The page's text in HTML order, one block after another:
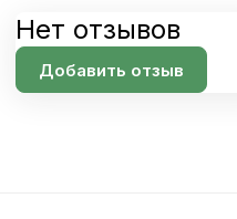
Нет отзывов
Добавить отзыв